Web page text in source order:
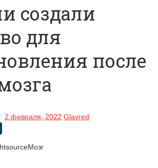
создали
для
после
2 февраля, 2022 Glavred